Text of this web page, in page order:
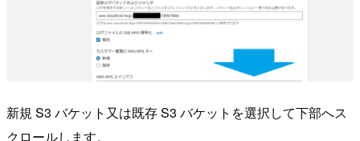
新規 S3 バケット又は既存 S3 バケットを選択して下部へス
クロールします。